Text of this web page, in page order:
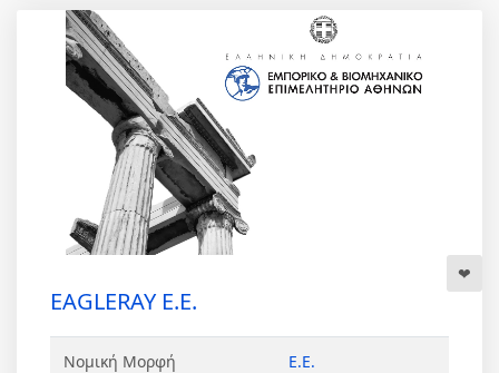
EAGLERAY Ε.Ε.
Νομική Μορφή Ε.Ε.